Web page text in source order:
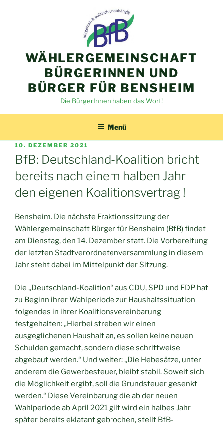
WÄHLERGEMEINSCHAFT
BÜRGERINNEN UND
BÜRGER FÜR BENSHEIM
Die BürgerInnen haben das Wort!
Menü
VERÖFFENTLICHT
AM
10. DEZEMBER 2021
BfB: Deutschland-Koalition bricht
bereits nach einem halben Jahr
den eigenen Koalitionsvertrag !
Bensheim. Die nächste Fraktionssitzung der
Wählergemeinschaft Bürger für Bensheim (BfB) findet
am Dienstag, den 14. Dezember statt. Die Vorbereitung
der letzten Stadtverordnetenversammlung in diesem
Jahr steht dabei im Mittelpunkt der Sitzung.
Die „Deutschland-Koalition“ aus CDU, SPD und FDP hat
zu Beginn ihrer Wahlperiode zur Haushaltssituation
folgendes in ihrer Koalitionsvereinbarung
festgehalten: „Hierbei streben wir einen
ausgeglichenen Haushalt an, es sollen keine neuen
Schulden gemacht, sondern diese schrittweise
abgebaut werden.“ Und weiter: „Die Hebesätze, unter
anderem die Gewerbesteuer, bleibt stabil. Soweit sich
die Möglichkeit ergibt, soll die Grundsteuer gesenkt
werden.“ Diese Vereinbarung die ab der neuen
Wahlperiode ab April 2021 gilt wird ein halbes Jahr
später bereits eklatant gebrochen, stellt BfB-